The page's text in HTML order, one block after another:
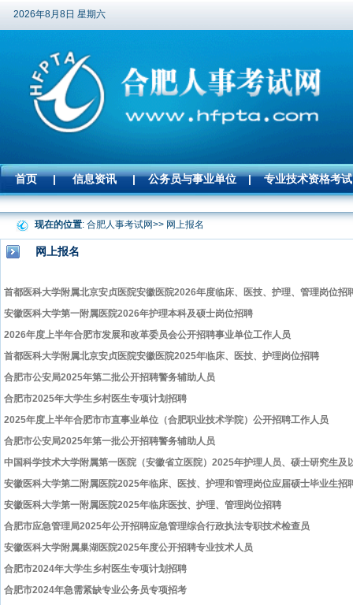
2026年8月8日 星期六
首页 | 信息资讯 | 公务员与事业单位 | 专业技术资格考试
现在的位置: 合肥人事考试网>> 网上报名
网上报名
首都医科大学附属北京安贞医院安徽医院2026年度临床、医技、护理、管理岗位招
安徽医科大学第一附属医院2026年护理本科及硕士岗位招聘
2026年度上半年合肥市发展和改革委员会公开招聘事业单位工作人员
首都医科大学附属北京安贞医院安徽医院2025年临床、医技、护理岗位招聘
合肥市公安局2025年第二批公开招聘警务辅助人员
合肥市2025年大学生乡村医生专项计划招聘
2025年度上半年合肥市市直事业单位（合肥职业技术学院）公开招聘工作人员
合肥市公安局2025年第一批公开招聘警务辅助人员
中国科学技术大学附属第一医院（安徽省立医院）2025年护理人员、硕士研究生及
安徽医科大学第二附属医院2025年临床、医技、护理和管理岗位应届硕士毕业生招
安徽医科大学第一附属医院2025年临床医技、护理、管理岗位招聘
合肥市应急管理局2025年公开招聘应急管理综合行政执法专职技术检查员
安徽医科大学附属巢湖医院2025年度公开招聘专业技术人员
合肥市2024年大学生乡村医生专项计划招聘
合肥市2024年急需紧缺专业公务员专项招考